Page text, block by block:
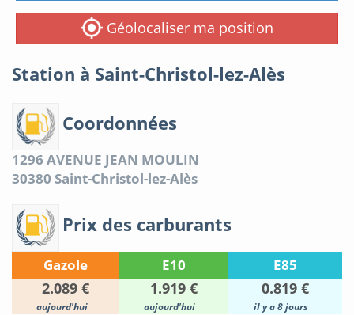
Géolocaliser ma position
Station à Saint-Christol-lez-Alès
Coordonnées
1296 AVENUE JEAN MOULIN
30380 Saint-Christol-lez-Alès
Prix des carburants
Gazole E10 E85
2.089 € 1.919 € 0.819 €
aujourd'hui aujourd'hui il y a 8 jours